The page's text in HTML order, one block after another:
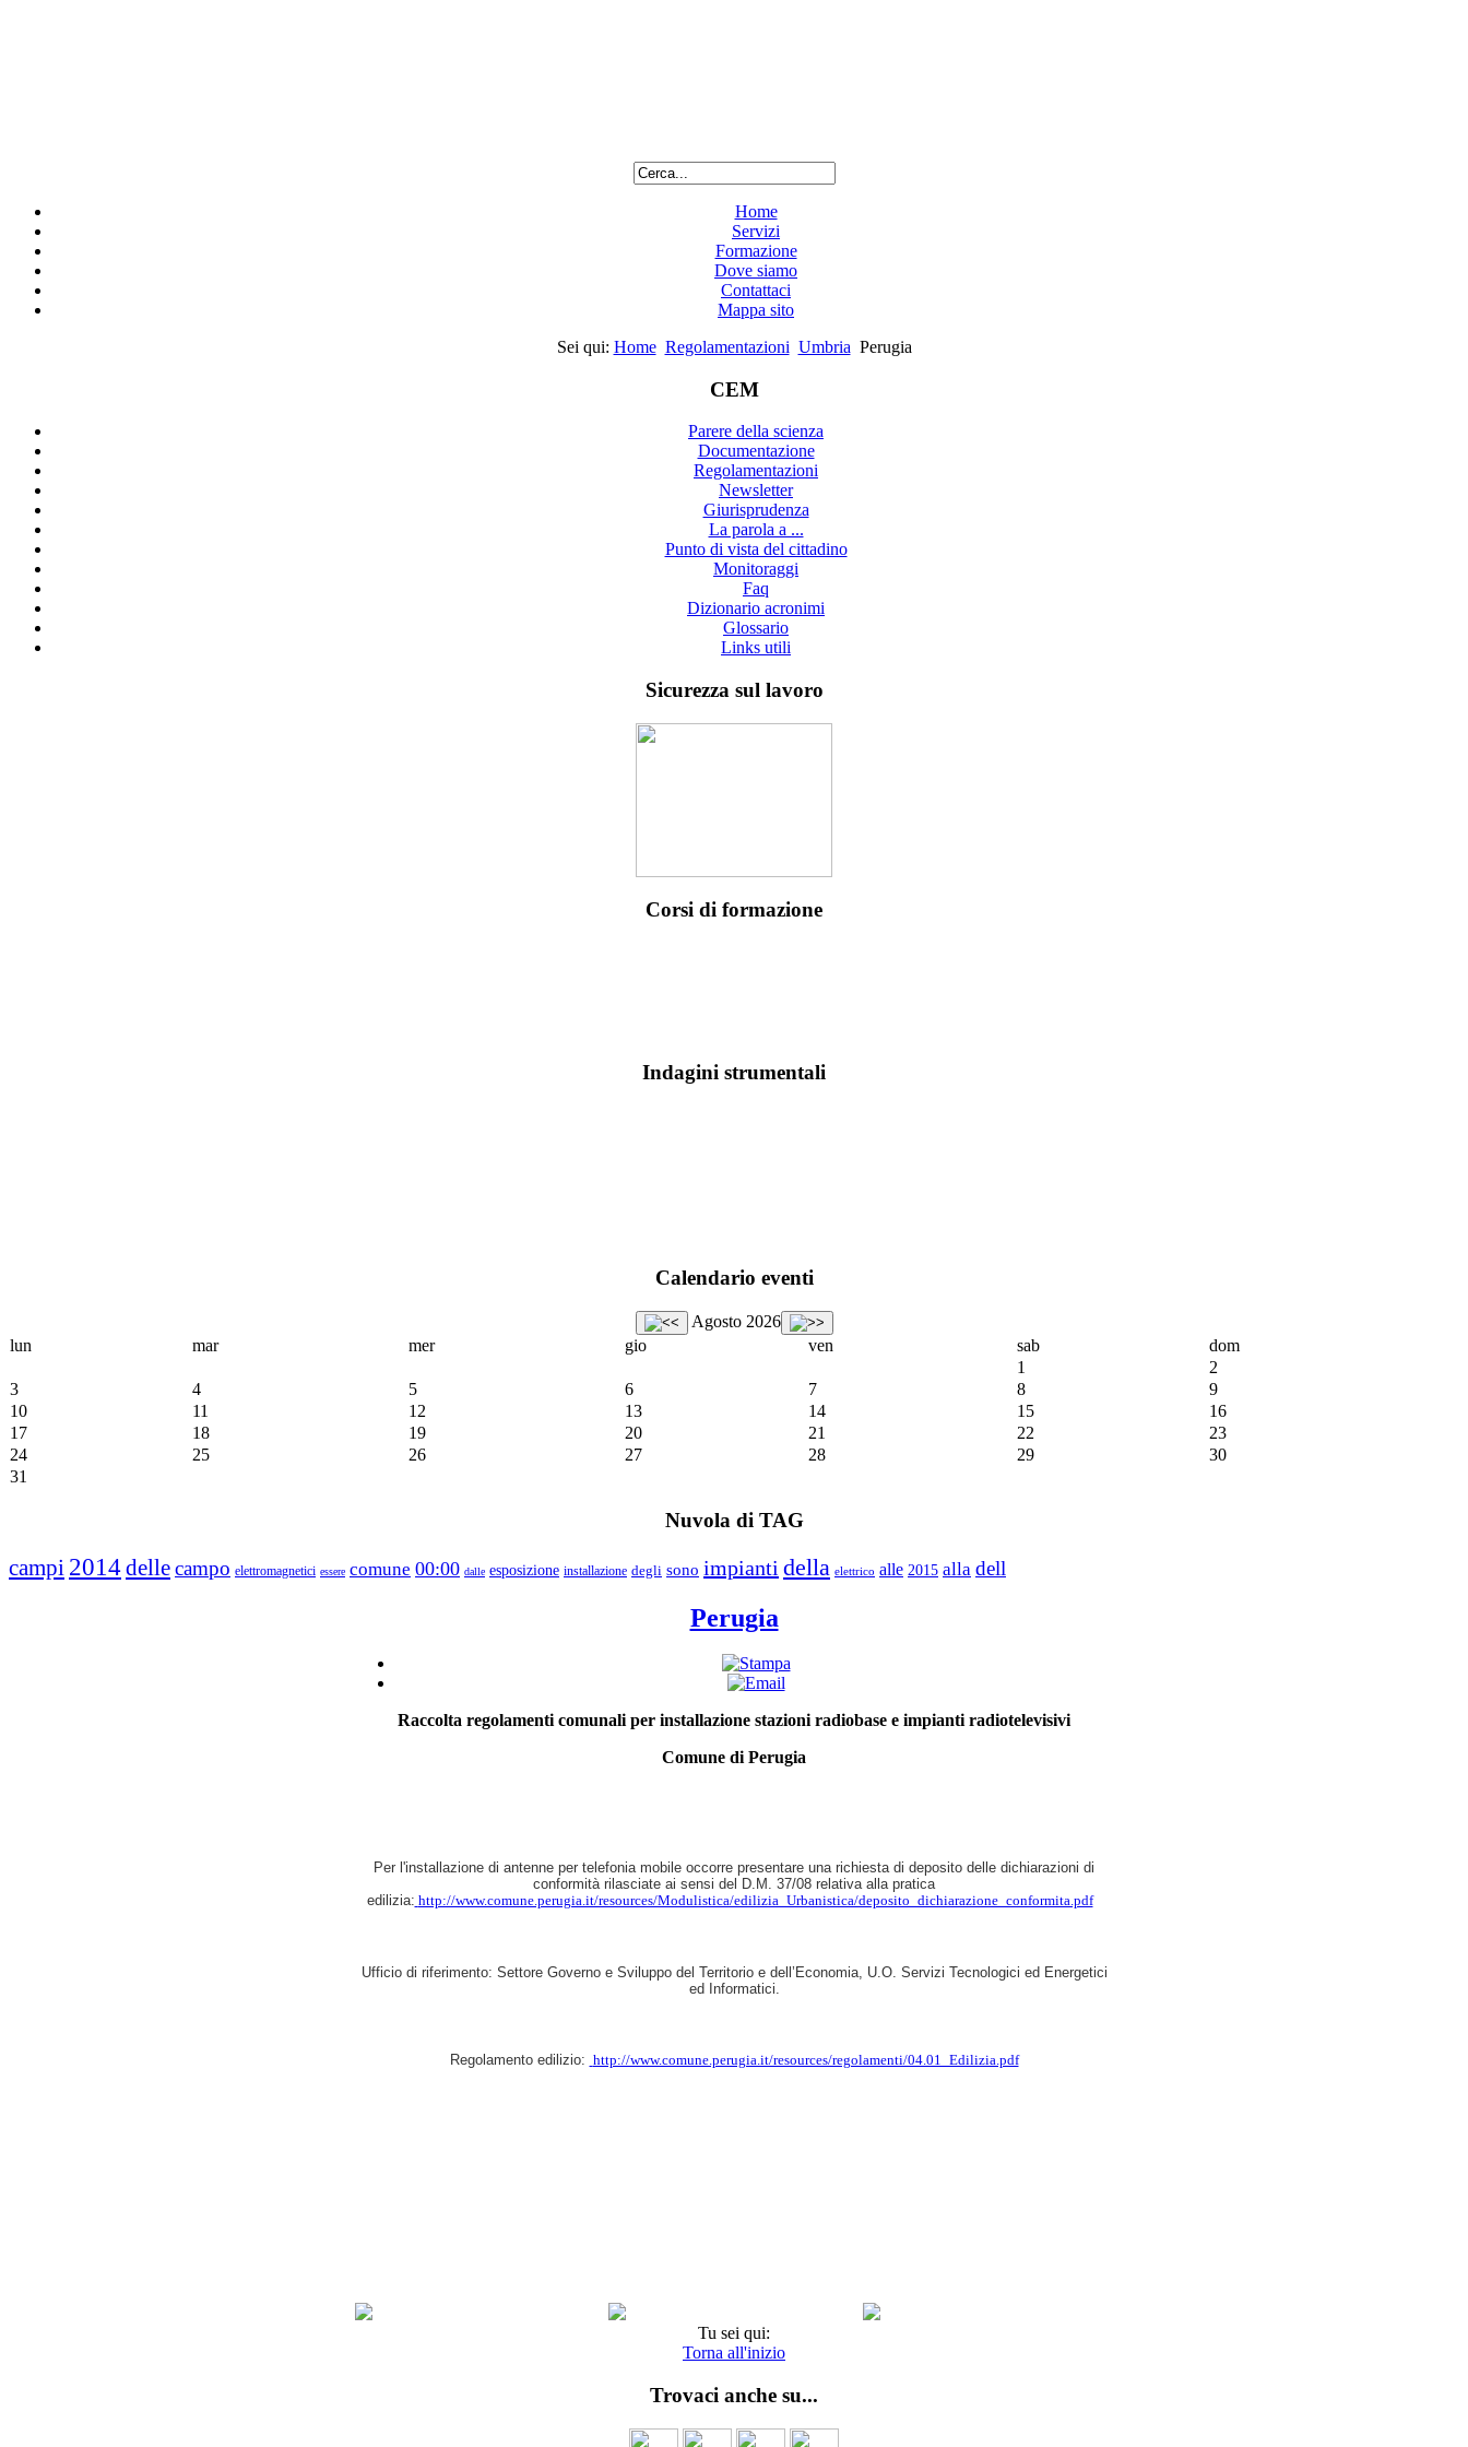
Home
Servizi
Formazione
Dove siamo
Contattaci
Mappa sito
Sei qui: Home Regolamentazioni Umbria Perugia
CEM
Parere della scienza
Documentazione
Regolamentazioni
Newsletter
Giurisprudenza
La parola a ...
Punto di vista del cittadino
Monitoraggi
Faq
Dizionario acronimi
Glossario
Links utili
Sicurezza sul lavoro
Corsi di formazione
Indagini strumentali
Calendario eventi
Agosto 2026
lun
mar mer gio ven sab
dom
1
2
3
4 5 6 7 8
9
10
11 12 13 14 15
16
17
18 19 20 21 22
23
24
25 26 27 28 29
30
31
Nuvola di TAG
campi 2014dellecampo elettromagnetici essere comune 00:00 dalle esposizione installazione degli sono impianti della elettrico alle 2015 alla dell
Perugia
Raccolta regolamenti comunali per installazione stazioni radiobase e impianti radiotelevisivi
Comune di Perugia
Per l'installazione di antenne per telefonia mobile occorre presentare una richiesta di deposito delle dichiarazioni di
conformità rilasciate ai sensi del D.M. 37/08 relativa alla pratica
edilizia: http://www.comune.perugia.it/resources/Modulistica/edilizia_Urbanistica/deposito_dichiarazione_conformita.pdf
Ufficio di riferimento: Settore Governo e Sviluppo del Territorio e dell’Economia, U.O. Servizi Tecnologici ed Energetici
ed Informatici.
Regolamento edilizio: http://www.comune.perugia.it/resources/regolamenti/04.01_Edilizia.pdf
Tu sei qui:
Torna all'inizio
Trovaci anche su...